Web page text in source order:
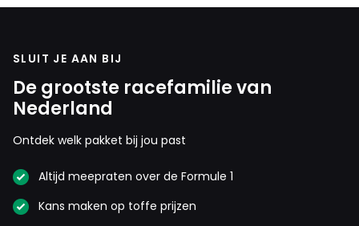
SLUIT JE AAN BIJ
De grootste racefamilie van
Nederland
Ontdek welk pakket bij jou past
Altijd meepraten over de Formule 1
Kans maken op toffe prijzen